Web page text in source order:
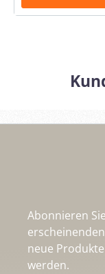
Abonnieren
neue
werden.